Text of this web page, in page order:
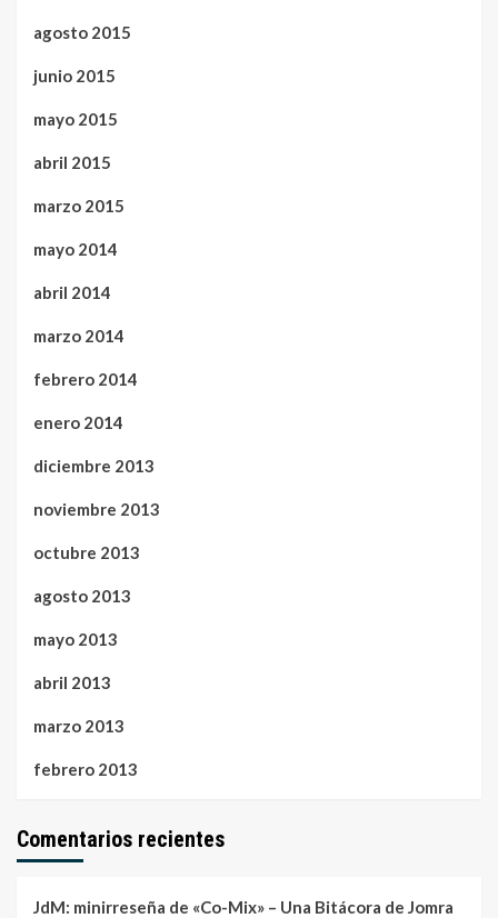
agosto 2015
junio 2015
mayo 2015
abril 2015
marzo 2015
mayo 2014
abril 2014
marzo 2014
febrero 2014
enero 2014
diciembre 2013
noviembre 2013
octubre 2013
agosto 2013
mayo 2013
abril 2013
marzo 2013
febrero 2013
Comentarios recientes
JdM: minirreseña de «Co-Mix» – Una Bitácora de Jomra